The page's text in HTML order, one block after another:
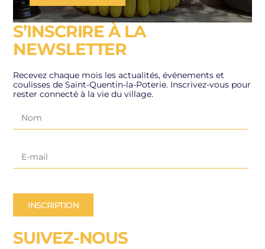
S’INSCRIRE À LA
NEWSLETTER
Recevez chaque mois les actualités, événements et
coulisses de Saint-Quentin-la-Poterie. Inscrivez-vous pour
rester connecté à la vie du village.
INSCRIPTION
SUIVEZ-NOUS